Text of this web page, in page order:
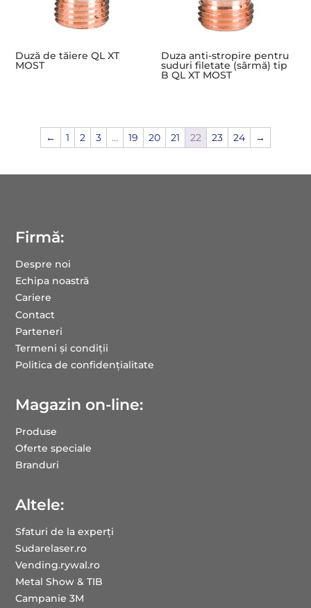
Duză de tăiere QL XT
MOST
Duza anti-stropire pentru
suduri filetate (sârmă) tip
B QL XT MOST
← 1 2 3 … 19 20 21 22 23 24 →
Firmă:
Despre noi
Echipa noastră
Cariere
Contact
Parteneri
Termeni și condiții
Politica de confidențialitate
Magazin on-line:
Produse
Oferte speciale
Branduri
Altele:
Sfaturi de la experți
Sudarelaser.ro
Vending.rywal.ro
Metal Show & TIB
Campanie 3M